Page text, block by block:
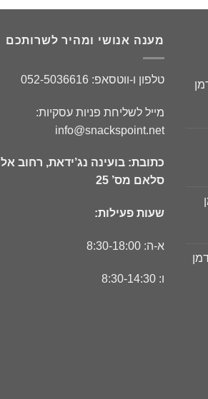
מענה אנושי ומהיר לשרותכם
טלפון ו-ווטסאפ: 052-5036616
מייל לשליחת פניות עסקיות:
info@snackspoint.net
כתובת: בועינה נג’ידאת, רחוב אל
סלאם מס’ 25
שעות פעילות:
א-ה: 8:30-18:00
ו: 8:30-14:30